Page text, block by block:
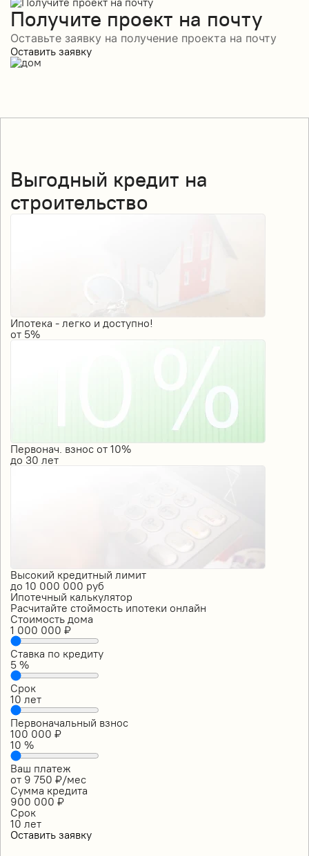
Получите проект на почту
Оставьте заявку на получение проекта на почту
Оставить заявку
Выгодный кредит на
строительство
Ипотека - легко и доступно!
от 5%
Первонач. взнос от 10%
до 30 лет
Высокий кредитный лимит
до 10 000 000 руб
Ипотечный калькулятор
Расчитайте стоймость ипотеки онлайн
Стоимость дома
1 000 000 ₽
Ставка по кредиту
5 %
Срок
10 лет
Первоначальный взнос
100 000 ₽
10 %
Ваш платеж
от 9 750 ₽/мес
Сумма кредита
900 000 ₽
Срок
10 лет
Оставить заявку